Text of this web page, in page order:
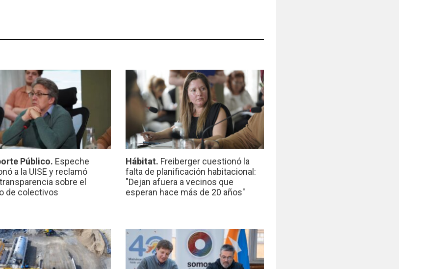
Público. Espeche
a la UISE y reclamó
sobre el
de colectivos
Hábitat. Freiberger cuestionó la
falta de planificación habitacional:
"Dejan afuera a vecinos que
esperan hace más de 20 años"